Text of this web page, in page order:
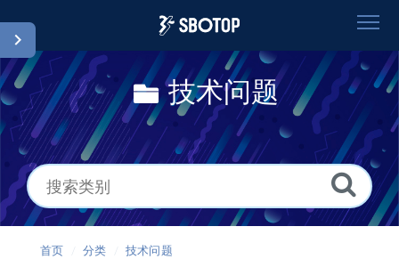
首页
搜索
词汇表
Chinese Simplified
技术问题
首页 分类 技术问题